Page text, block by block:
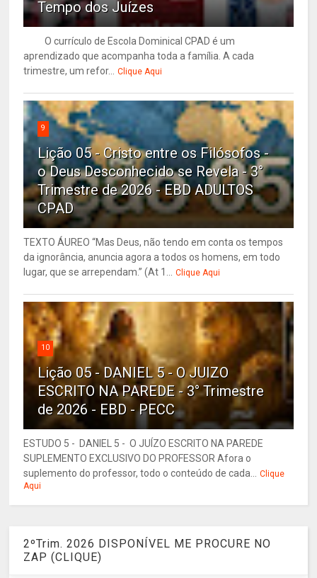
Tempo dos Juízes
O currículo de Escola Dominical CPAD é um
aprendizado que acompanha toda a família. A cada
trimestre, um refor... Clique Aqui
9
Lição 05 - Cristo entre os Filósofos -
o Deus Desconhecido se Revela - 3°
Trimestre de 2026 - EBD ADULTOS
CPAD
TEXTO ÁUREO “Mas Deus, não tendo em conta os tempos
da ignorância, anuncia agora a todos os homens, em todo
lugar, que se arrependam.” (At 1... Clique Aqui
10
Lição 05 - DANIEL 5 - O JUIZO
ESCRITO NA PAREDE - 3° Trimestre
de 2026 - EBD - PECC
ESTUDO 5 - DANIEL 5 - O JUÍZO ESCRITO NA PAREDE
SUPLEMENTO EXCLUSIVO DO PROFESSOR Afora o
suplemento do professor, todo o conteúdo de cada... Clique
Aqui
2ºTrim. 2026 DISPONÍVEL ME PROCURE NO
ZAP (CLIQUE)